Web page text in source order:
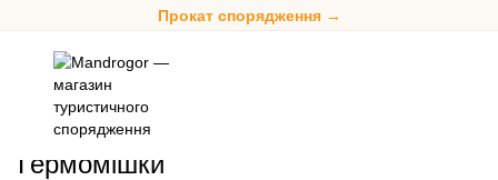
Прокат спорядження →
Спорядження
Гермомішки